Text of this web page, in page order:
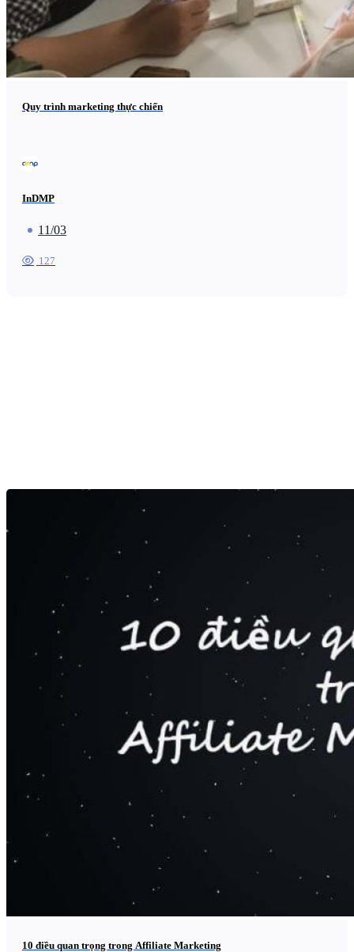
Quy trình marketing thực chiến
InDMP
11/03
127
10 điều quan trọng trong Affiliate Marketing